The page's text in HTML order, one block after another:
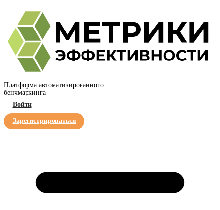
Платформа автоматизированного
бенчмаркинга
Войти
Зарегистрироваться